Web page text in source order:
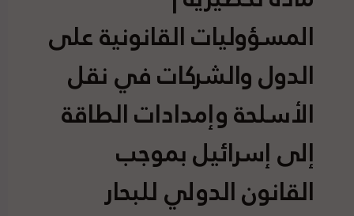
المسؤوليات القانونية على
الدول والشركات في نقل
الأسلحة وإمدادات الطاقة
إلى إسرائيل بموجب
القانون الدولي للبحار